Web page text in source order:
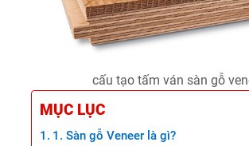
cấu tạo tấm ván sàn gỗ
MỤC LỤC
1. Sàn gỗ Veneer là gì?